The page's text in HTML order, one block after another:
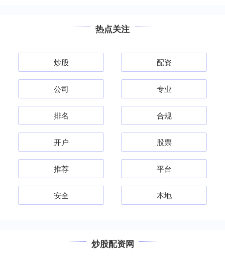
热点关注
炒股 配资
公司 专业
排名 合规
开户 股票
推荐 平台
安全 本地
炒股配资网